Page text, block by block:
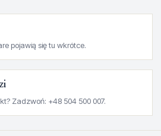
pojawią się tu wkrótce.
Zadzwoń: +48 504 500 007.